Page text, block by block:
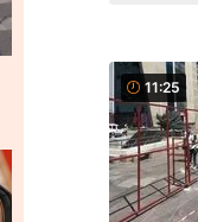
11:25